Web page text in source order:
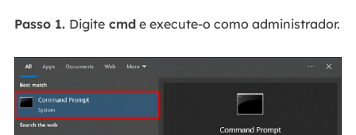
Passo 1. Digite cmde execute-o como administrador.